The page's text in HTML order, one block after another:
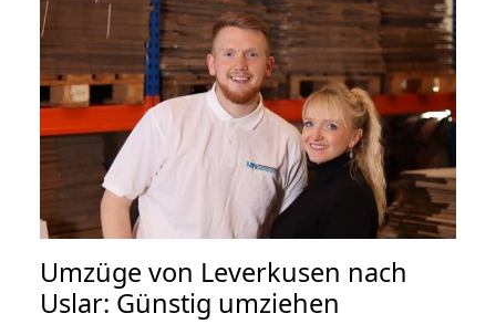
Umzüge von Leverkusen nach
Uslar: Günstig umziehen